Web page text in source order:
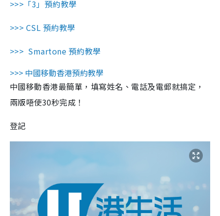
>>>「3」預約教學
>>> CSL 預約教學
>>> Smartone 預約教學
>>> 中國移動香港預約教學
中國移動香港最簡單，填寫姓名、電話及電郵就搞定，
兩版唔使30秒完成！
登記